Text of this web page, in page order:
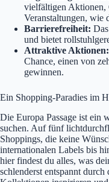
vielfältigen Aktionen,
Veranstaltungen, wie
Barrierefreiheit:
und bietet
Attraktive Aktionen:
Chance, einen von
gewinnen.
Ein Shopping-Paradies im
Die Europa Passage ist ein
suchen. Auf fünf
Shoppings, die keine
internationalen Labels bis
hier findest du alles, was
schlenderst entspannt